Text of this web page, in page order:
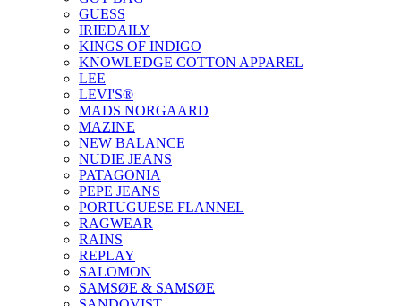
GUESS
IRIEDAILY
KINGS OF INDIGO
KNOWLEDGE COTTON APPAREL
LEE
LEVI'S®
MADS NORGAARD
MAZINE
NEW BALANCE
NUDIE JEANS
PATAGONIA
PEPE JEANS
PORTUGUESE FLANNEL
RAGWEAR
RAINS
REPLAY
SALOMON
SAMSØE & SAMSØE